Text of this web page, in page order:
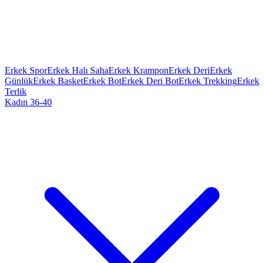
Erkek SporErkek Halı SahaErkek KramponErkek DeriErkek
GünlükErkek BasketErkek BotErkek Deri BotErkek TrekkingErkek
Terlik
Kadın 36-40